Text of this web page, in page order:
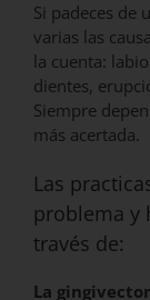
Si padeces de
varias las
la cuenta:
dientes,
Siempre
más acertada.
Las
problema y
través de:
La